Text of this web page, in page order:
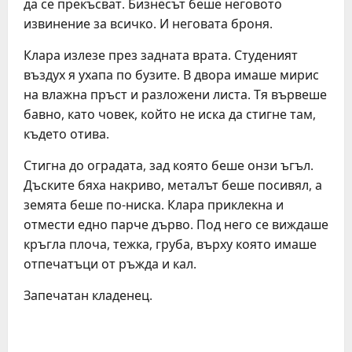
да се прекъсват. Бизнесът беше неговото
извинение за всичко. И неговата броня.
Клара излезе през задната врата. Студеният
въздух я ухапа по бузите. В двора имаше мирис
на влажна пръст и разложени листа. Тя вървеше
бавно, като човек, който не иска да стигне там,
където отива.
Стигна до оградата, зад която беше онзи ъгъл.
Дъските бяха накриво, металът беше посивял, а
земята беше по-ниска. Клара приклекна и
отмести едно парче дърво. Под него се виждаше
кръгла плоча, тежка, груба, върху която имаше
отпечатъци от ръжда и кал.
Запечатан кладенец.